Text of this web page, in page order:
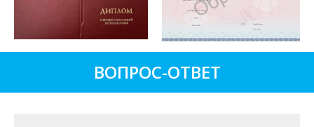
ВОПРОС-ОТВЕТ